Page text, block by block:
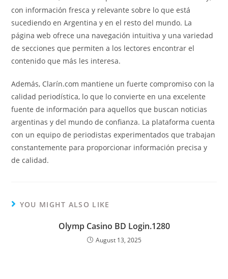
con información fresca y relevante sobre lo que está
sucediendo en Argentina y en el resto del mundo. La
página web ofrece una navegación intuitiva y una variedad
de secciones que permiten a los lectores encontrar el
contenido que más les interesa.
Además, Clarín.com mantiene un fuerte compromiso con la
calidad periodística, lo que lo convierte en una excelente
fuente de información para aquellos que buscan noticias
argentinas y del mundo de confianza. La plataforma cuenta
con un equipo de periodistas experimentados que trabajan
constantemente para proporcionar información precisa y
de calidad.
YOU MIGHT ALSO LIKE
Olymp Casino BD Login.1280
August 13, 2025